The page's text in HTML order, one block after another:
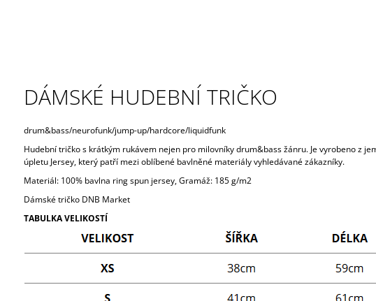
DÁMSKÉ HUDEBNÍ TRIČKO
drum&bass/neurofunk/jump-up/hardcore/liquidfunk
Hudební tričko s krátkým rukávem nejen pro milovníky drum&bass žánru. Je vyrobeno z
úpletu Jersey, který patří mezi oblíbené bavlněné materiály vyhledávané zákazníky.
Materiál: 100% bavlna ring spun jersey, Gramáž: 185 g/m2
Dámské tričko DNB Market
TABULKA VELIKOSTÍ